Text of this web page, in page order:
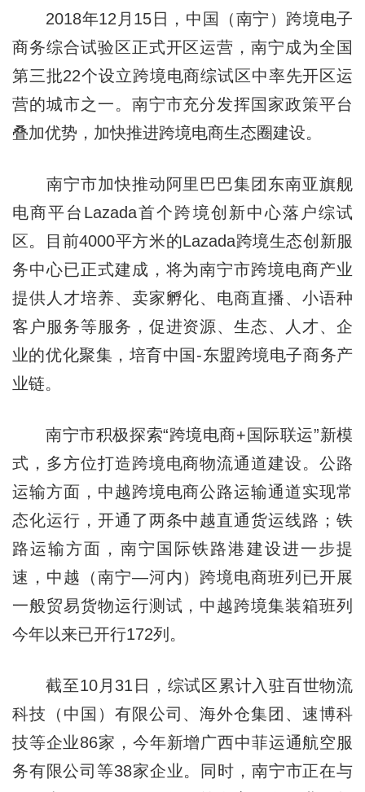
2018年12月15日，中国（南宁）跨境电子
商务综合试验区正式开区运营，南宁成为全国
第三批22个设立跨境电商综试区中率先开区运
营的城市之一。南宁市充分发挥国家政策平台
叠加优势，加快推进跨境电商生态圈建设。
南宁市加快推动阿里巴巴集团东南亚旗舰
电商平台Lazada首个跨境创新中心落户综试
区。目前4000平方米的Lazada跨境生态创新服
务中心已正式建成，将为南宁市跨境电商产业
提供人才培养、卖家孵化、电商直播、小语种
客户服务等服务，促进资源、生态、人才、企
业的优化聚集，培育中国-东盟跨境电子商务产
业链。
南宁市积极探索“跨境电商+国际联运”新模
式，多方位打造跨境电商物流通道建设。公路
运输方面，中越跨境电商公路运输通道实现常
态化运行，开通了两条中越直通货运线路；铁
路运输方面，南宁国际铁路港建设进一步提
速，中越（南宁—河内）跨境电商班列已开展
一般贸易货物运行测试，中越跨境集装箱班列
今年以来已开行172列。
截至10月31日，综试区累计入驻百世物流
科技（中国）有限公司、海外仓集团、速博科
技等企业86家，今年新增广西中菲运通航空服
务有限公司等38家企业。同时，南宁市正在与